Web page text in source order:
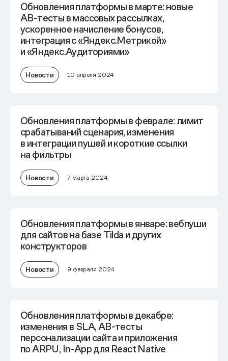
Обновления платформы в марте: новые
AB-тесты в массовых рассылках,
ускоренное начисление бонусов,
интеграция с «Яндекс.Метрикой»
и «Яндекс.Аудиториями»
Новости 10 апреля 2024
Обновления платформы в феврале: лимит
срабатываний сценария, изменения
в интеграции пушей и короткие ссылки
на фильтры
Новости 7 марта 2024
Обновления платформы в январе: вебпуши
для сайтов на базе Tilda и других
конструкторов
Новости 9 февраля 2024
Обновления платформы в декабре:
изменения в SLA, AB-тесты
персонализации сайта и приложения
по ARPU, In-App для React Native